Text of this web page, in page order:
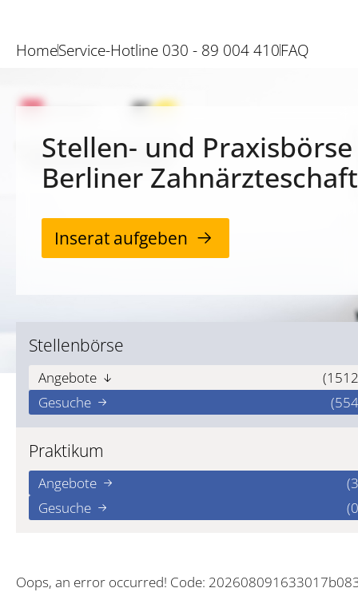
HomeService-Hotline 030 - 89 004 410FAQ
Stellen- und
Berliner Zahnärzteschaft
Inserat aufgeben
Stellenbörse
Angebote
Gesuche
Praktikum
Angebote
Gesuche
Oops, an error occurred! Code: